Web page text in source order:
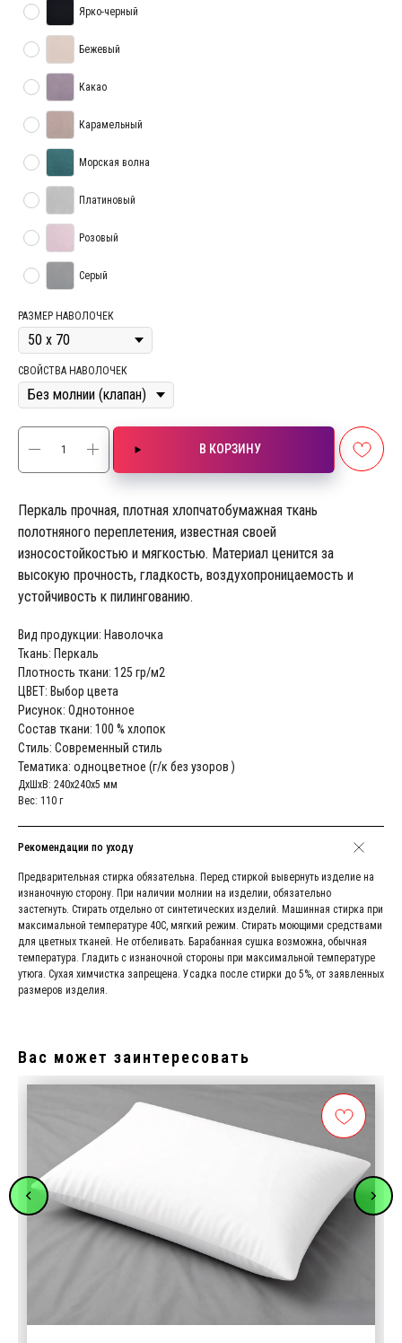
Ярко-черный
Бежевый
Какао
Карамельный
Морская волна
Платиновый
Розовый
Серый
РАЗМЕР НАВОЛОЧЕК
СВОЙСТВА НАВОЛОЧЕК
В КОРЗИНУ
Перкаль прочная, плотная хлопчатобумажная ткань
полотняного переплетения, известная своей
износостойкостью и мягкостью. Материал ценится за
высокую прочность, гладкость, воздухопроницаемость и
устойчивость к пилингованию.
Вид продукции: Наволочка
Ткань: Перкаль
Плотность ткани: 125 гр/м2
ЦВЕТ: Выбор цвета
Рисунок: Однотонное
Состав ткани: 100 % хлопок
Стиль: Современный стиль
Тематика: одноцветное (г/к без узоров )
ДxШxВ: 240x240x5 мм
Вес: 110 г
Рекомендации по уходу
Предварительная стирка обязательна. Перед стиркой вывернуть изделие на
изнаночную сторону. При наличии молнии на изделии, обязательно
застегнуть. Стирать отдельно от синтетических изделий. Машинная стирка при
максимальной температуре 40С, мягкий режим. Стирать моющими средствами
для цветных тканей. Не отбеливать. Барабанная сушка возможна, обычная
температура. Гладить с изнаночной стороны при максимальной температуре
утюга. Сухая химчистка запрещена. Усадка после стирки до 5%, от заявленных
размеров изделия.
Вас может заинтересовать